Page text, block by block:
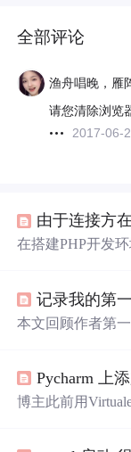
全部评论
渔舟唱晚，雁
请您清除浏览
2017-06-
由于连接方
在搭建PHP开发
件，发现hosts文
HP无法连接
记录我的第
本文回顾作者第
现新世界等好处
Pycharm 上
博主此前用